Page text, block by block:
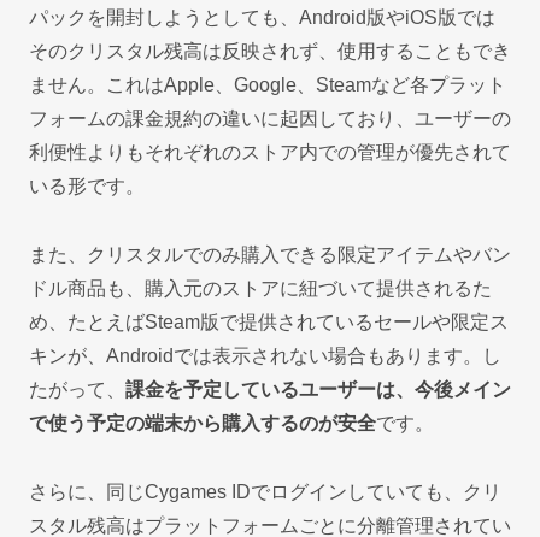
パックを開封しようとしても、Android版やiOS版では
そのクリスタル残高は反映されず、使用することもでき
ません。これはApple、Google、Steamなど各プラット
フォームの課金規約の違いに起因しており、ユーザーの
利便性よりもそれぞれのストア内での管理が優先されて
いる形です。
また、クリスタルでのみ購入できる限定アイテムやバン
ドル商品も、購入元のストアに紐づいて提供されるた
め、たとえばSteam版で提供されているセールや限定ス
キンが、Androidでは表示されない場合もあります。し
たがって、 課金を予定しているユーザーは、今後メイン
で使う予定の端末から購入するのが安全です。
さらに、同じCygames IDでログインしていても、クリ
スタル残高はプラットフォームごとに分離管理されてい